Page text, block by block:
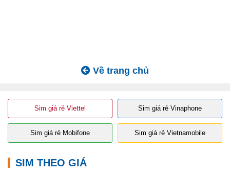
Về trang chủ
Sim giá rẻ Viettel Sim giá rẻ Vinaphone
Sim giá rẻ Mobifone Sim giá rẻ Vietnamobile
SIM THEO GIÁ